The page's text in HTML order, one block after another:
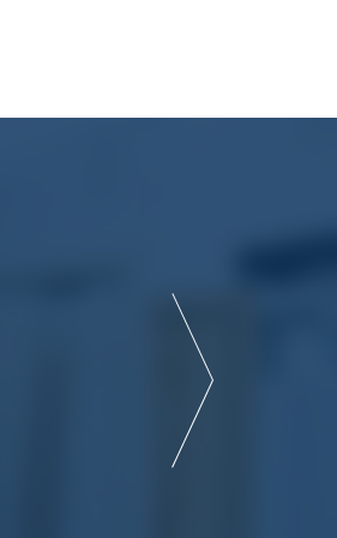
Terrasses : Les différentes essences
Vous retrouverez dans les liens
exotiques en stock chez BATIDOC
PADOUK Ces fiches sont